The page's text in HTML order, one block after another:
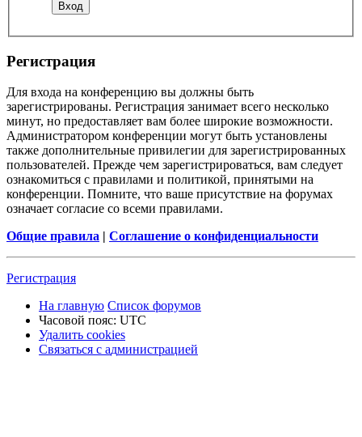
Регистрация
Для входа на конференцию вы должны быть
зарегистрированы. Регистрация занимает всего несколько
минут, но предоставляет вам более широкие возможности.
Администратором конференции могут быть установлены
также дополнительные привилегии для зарегистрированных
пользователей. Прежде чем зарегистрироваться, вам следует
ознакомиться с правилами и политикой, принятыми на
конференции. Помните, что ваше присутствие на форумах
означает согласие со всеми правилами.
Общие правила | Соглашение о конфиденциальности
Регистрация
На главную Список форумов
Часовой пояс: UTC
Удалить cookies
Связаться
Связаться с администрацией